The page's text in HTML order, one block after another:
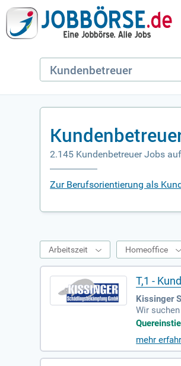
2.145 Kundenbetreuer Jobs
Zur Berufsorientierung als
Arbeitszeit Homeoffice
T,1 -
Kissinger
Wir
n. Ihre
ickeln, die
euen wir
mehr